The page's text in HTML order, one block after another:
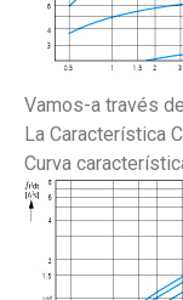
Vamos-a través
La Característica
Curva